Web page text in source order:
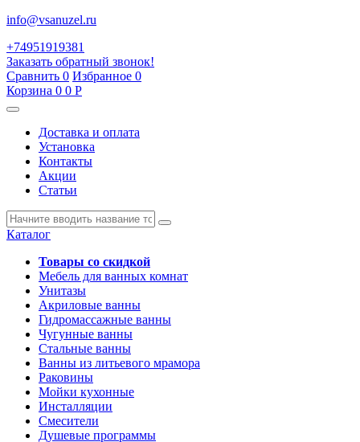
info@vsanuzel.ru
+74951919381
Заказать обратный звонок!
Сравнить 0 Избранное 0
Корзина 0 0 Р
Доставка и оплата
Установка
Контакты
Акции
Статьи
Каталог
Товары со скидкой
Мебель для ванных комнат
Унитазы
Акриловые ванны
Гидромассажные ванны
Чугунные ванны
Стальные ванны
Ванны из литьевого мрамора
Раковины
Мойки кухонные
Инсталляции
Смесители
Душевые программы